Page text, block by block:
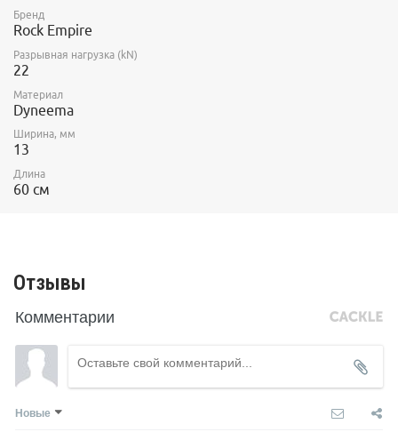
Бренд
Rock Empire
Разрывная нагрузка (kN)
22
Материал
Dyneema
Ширина, мм
13
Длина
60 см
Отзывы
Комментарии
Новые